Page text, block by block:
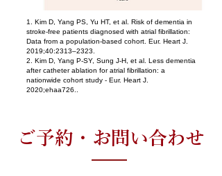
1. Kim D, Yang PS, Yu HT, et al. Risk of dementia in
stroke-free patients diagnosed with atrial fibrillation:
Data from a population-based cohort. Eur. Heart J.
2019;40:2313–2323.
2. Kim D, Yang P-SY, Sung J-H, et al. Less dementia
after catheter ablation for atrial fibrillation: a
nationwide cohort study - Eur. Heart J.
2020;ehaa726..
ご予約・お問い合わせ